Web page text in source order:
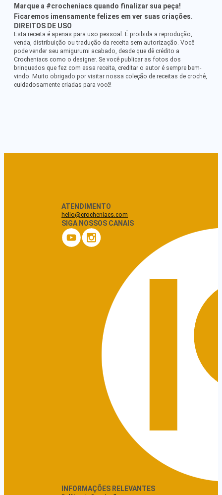
Marque a #crocheniacs quando finalizar sua peça!
Ficaremos imensamente felizes em ver suas criações.
DIREITOS DE USO
Esta receita é apenas para uso pessoal. É proibida a reprodução,
venda, distribuição ou tradução da receita sem autorização. Você
pode vender seu amigurumi acabado, desde que dê crédito a
Crocheniacs como o designer. Se você publicar as fotos dos
brinquedos que fez com essa receita, creditar o autor é sempre bem-
vindo. Muito obrigado por visitar nossa coleção de receitas de crochê,
cuidadosamente criadas para você!
ATENDIMENTO
hello@crocheniacs.com
SIGA NOSSOS CANAIS
INFORMAÇÕES RELEVANTES